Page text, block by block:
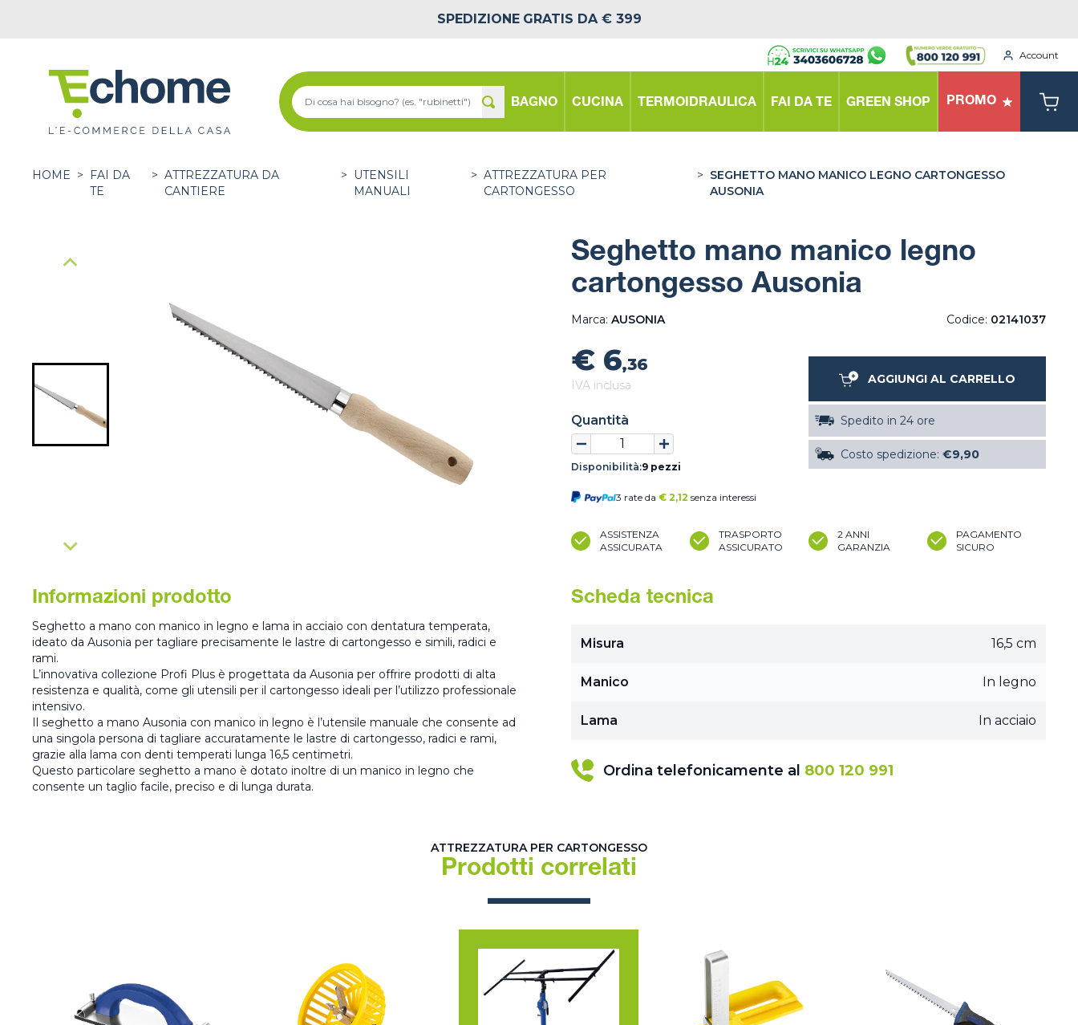
SPEDIZIONE GRATIS DA € 399
Account
BAGNO CUCINA TERMOIDRAULICA FAI DA TE GREEN SHOP PROMO
HOME >
FAI DA
TE
> ATTREZZATURA DA
CANTIERE
>
UTENSILI
MANUALI
> ATTREZZATURA PER
CARTONGESSO
> SEGHETTO MANO MANICO LEGNO CARTONGESSO
AUSONIA
Seghetto mano manico legno
cartongesso Ausonia
Marca: AUSONIA Codice: 02141037
€ 6,36
IVA inclusa
Quantità
Disponibilità:9 pezzi
3 rate da € 2,12 senza interessi
AGGIUNGI AL CARRELLO
Spedito in 24 ore
Costo spedizione: €9,90
ASSISTENZA
ASSICURATA
TRASPORTO
ASSICURATO
2 ANNI
GARANZIA
PAGAMENTO
SICURO
Informazioni prodotto
Seghetto a mano con manico in legno e lama in acciaio con dentatura temperata,
ideato da Ausonia per tagliare precisamente le lastre di cartongesso e simili, radici e
rami.
L’innovativa collezione Profi Plus è progettata da Ausonia per offrire prodotti di alta
resistenza e qualità, come gli utensili per il cartongesso ideali per l’utilizzo professionale
intensivo.
Il seghetto a mano Ausonia con manico in legno è l’utensile manuale che consente ad
una singola persona di tagliare accuratamente le lastre di cartongesso, radici e rami,
grazie alla lama con denti temperati lunga 16,5 centimetri.
Questo particolare seghetto a mano è dotato inoltre di un manico in legno che
consente un taglio facile, preciso e di lunga durata.
Scheda tecnica
Misura 16,5 cm
Manico In legno
Lama In acciaio
Ordina telefonicamente al 800 120 991
ATTREZZATURA PER CARTONGESSO
Prodotti correlati